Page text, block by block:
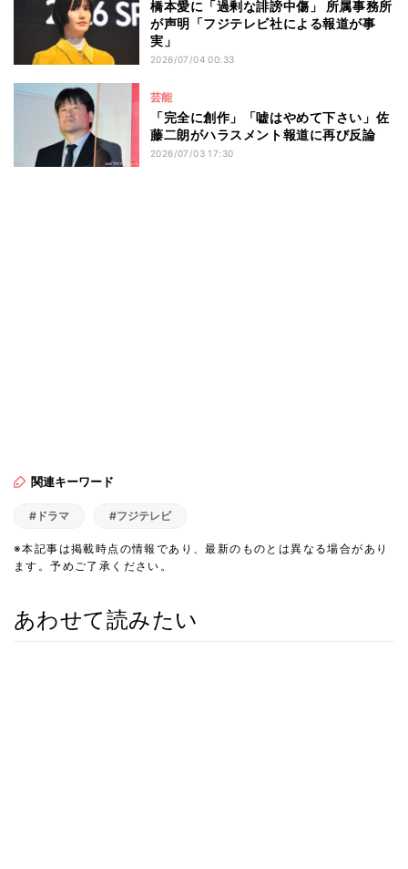
橋本愛に「過剰な誹謗中傷」 所属事務所
が声明「フジテレビ社による報道が事
実」
2026/07/04 00:33
芸能
「完全に創作」「嘘はやめて下さい」佐
藤二朗がハラスメント報道に再び反論
2026/07/03 17:30
関連キーワード
#ドラマ #フジテレビ
※本記事は掲載時点の情報であり、最新のものとは異なる場合があり
ます。予めご了承ください。
あわせて読みたい